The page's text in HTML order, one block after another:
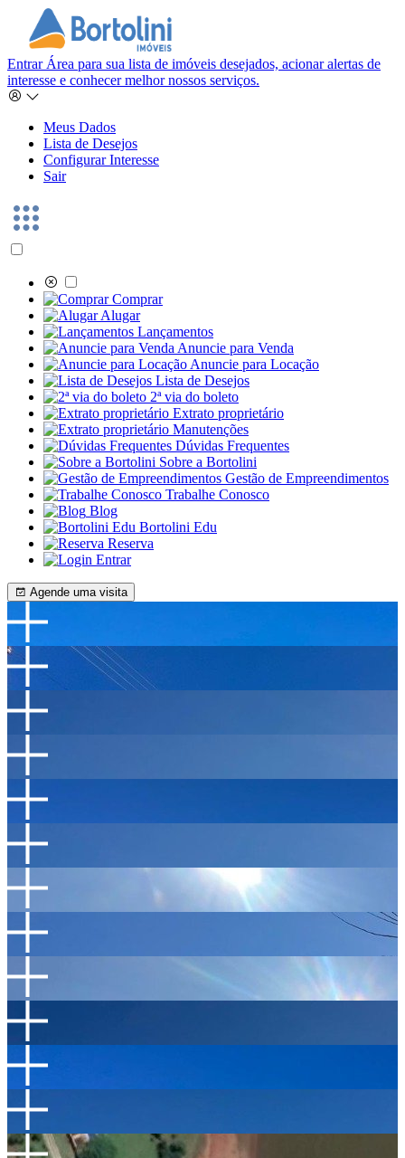
Entrar Área para sua lista de imóveis desejados, acionar alertas de
interesse e conhecer melhor nossos serviços.
Meus Dados
Lista de Desejos
Configurar Interesse
Sair
Comprar
Alugar
Lançamentos
Anuncie para Venda
Anuncie para Locação
Lista de Desejos
2ª via do boleto
Extrato proprietário
Manutenções
Dúvidas Frequentes
Sobre a Bortolini
Gestão de Empreendimentos
Trabalhe Conosco
Blog
Bortolini Edu
Reserva
Entrar
Agende uma visita